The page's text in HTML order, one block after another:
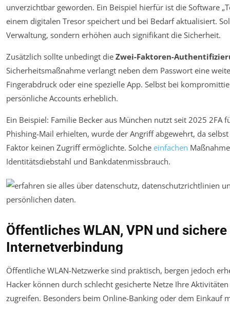
unverzichtbar geworden. Ein Beispiel hierfür ist die Software
einem digitalen Tresor speichert und bei Bedarf aktualisiert.
Verwaltung, sondern erhöhen auch signifikant die Sicherheit.
Zusätzlich sollte unbedingt die Zwei-Faktoren-
Sicherheitsmaßnahme verlangt neben dem Passwort eine
Fingerabdruck oder eine spezielle App. Selbst bei
persönliche Accounts erheblich.
Ein Beispiel: Familie Becker aus München nutzt seit 2025 2FA
Phishing-Mail erhielten, wurde der Angriff abgewehrt, da
Faktor keinen Zugriff ermöglichte. Solche einfachen
Identitätsdiebstahl und Bankdatenmissbrauch.
Öffentliches WLAN, VPN und
Internetverbindung
Öffentliche WLAN-Netzwerke sind praktisch, bergen jedoch
Hacker können durch schlecht gesicherte Netze Ihre
zugreifen. Besonders beim Online-Banking oder dem Einkauf